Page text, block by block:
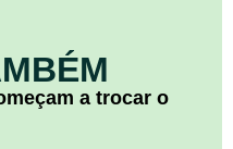
a trocar o